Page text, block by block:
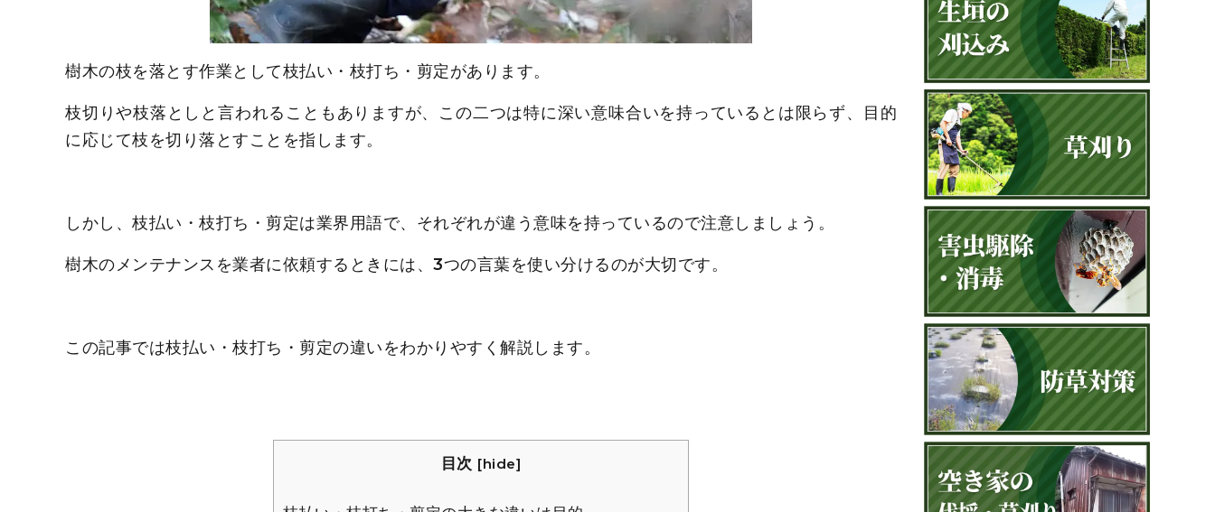
樹木の枝を落とす作業として枝払い・枝打ち・剪定があります。
枝切りや枝落としと言われることもありますが、この二つは特に深い意味合いを持っているとは限らず、目的
に応じて枝を切り落とすことを指します。
しかし、枝払い・枝打ち・剪定は業界用語で、それぞれが違う意味を持っているので注意しましょう。
樹木のメンテナンスを業者に依頼するときには、3つの言葉を使い分けるのが大切です。
この記事では枝払い・枝打ち・剪定の違いをわかりやすく解説します。
目次 [hide]